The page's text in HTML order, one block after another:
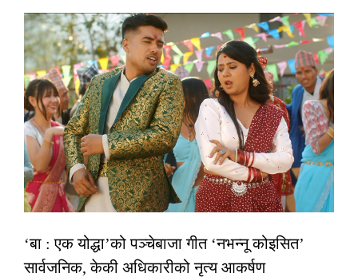
‘बा : एक योद्धा’को पञ्चेबाजा गीत ‘नभन्नू कोइसित’
सार्वजनिक, केकी अधिकारीको नृत्य आकर्षण